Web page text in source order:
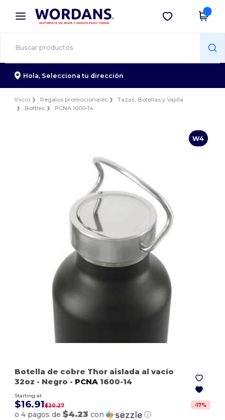
× App de Wordans
¡Mejores precios en app!
Descargar app
Hola, Selecciona tu dirección
Inicio Regalos promocionales
Tazas, Botellas y Vajilla
Bottles
PCNA 1600-14
W4
Botella de cobre Thor aislada al vacío
32oz - Negro - PCNA 1600-14
Starting at
$16.91$20.27 -17%
o 4 pagos de$4.23 con ⓘ